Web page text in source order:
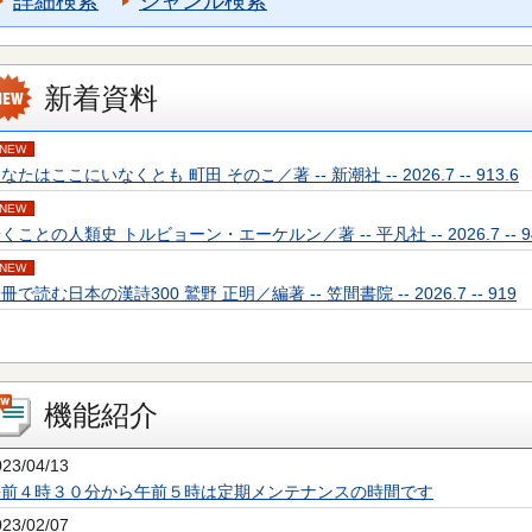
新着資料
たはここにいなくとも 町田 そのこ／著 -- 新潮社 -- 2026.7 -- 913.6
ことの人類史 トルビョーン・エーケルン／著 -- 平凡社 -- 2026.7 --
で読む日本の漢詩300 鷲野 正明／編著 -- 笠間書院 -- 2026.7 -- 919
機能紹介
04/13
４時３０分から午前５時は定期メンテナンスの時間です
02/07